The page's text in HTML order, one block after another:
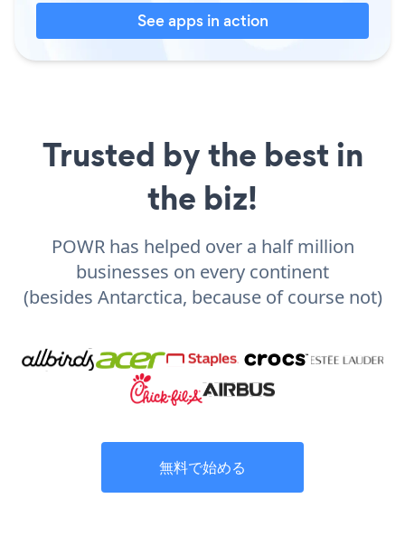
See apps in action
Trusted by the best in
the biz!
POWR has helped over a half million
businesses on every continent
(besides Antarctica, because of course not)
無料で始める